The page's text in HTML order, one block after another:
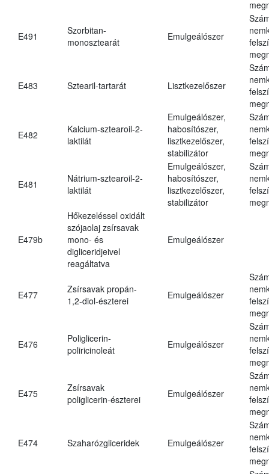
E491
Szorbitan-
monosztearát
Emulgeálószer
E483 Sztearil-tartarát Lisztkezelőszer
E482
Kalcium-sztearoil-2-
laktilát
Emulgeálószer,
habosítószer,
lisztkezelőszer,
stabilizátor
E481
Nátrium-sztearoil-2-
laktilát
Emulgeálószer,
habosítószer,
lisztkezelőszer,
stabilizátor
E479b
Hőkezeléssel oxidált
szójaolaj zsírsavak
mono- és
digliceridjeivel
reagáltatva
Emulgeálószer
E477
Zsírsavak propán-
1,2-diol-észterei
Emulgeálószer
E476
Poliglicerin-
poliricinoleát
Emulgeálószer
E475
Zsírsavak
poliglicerin-észterei
Emulgeálószer
E474 Szaharózgliceridek Emulgeálószer